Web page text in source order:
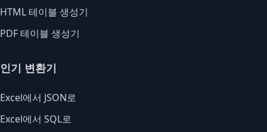
HTML 테이블 생성기
PDF 테이블 생성기
인기 변환기
Excel에서 JSON로
Excel에서 SQL로